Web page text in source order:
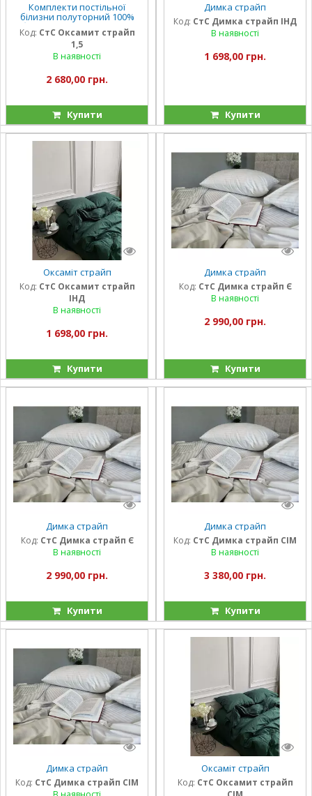
Комплекти постільної
білизни полуторний 100%
бавовна Оксамит страйп
Код: СтС Оксамит страйп
1,5
В наявності
2 680,00 грн.
Купити
Димка страйп
Код: СтС Димка страйп ІНД
В наявності
1 698,00 грн.
Купити
Оксаміт страйп
Код: СтС Оксамит страйп
ІНД
В наявності
1 698,00 грн.
Купити
Димка страйп
Код: СтС Димка страйп Є
В наявності
2 990,00 грн.
Купити
Димка страйп
Код: СтС Димка страйп Є
В наявності
2 990,00 грн.
Купити
Димка страйп
Код: СтС Димка страйп СІМ
В наявності
3 380,00 грн.
Купити
Димка страйп
Код: СтС Димка страйп СІМ
Оксаміт страйп
Код: СтС Оксамит страйп